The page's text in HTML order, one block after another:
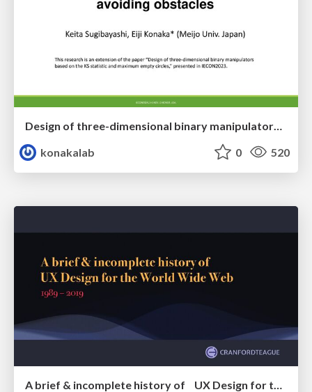
konakalab
0 520
A brief & incomplete history of UX Design for the World Wide Web: 1989–2019